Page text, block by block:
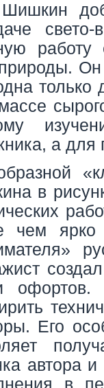
работу
Он
только
а для
в
чем ярко
офортов.
Его
автора